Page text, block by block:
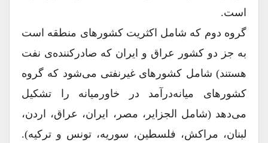
است.
گروه دوم که شامل اکثریت کشورهای منطقه است
به جز دو کشور عراق و ایران که صادرکننده‌ی نفت
هستند) شامل کشورهای غیرنفتی می‌شود که گروه
کشورهای میانه‌درآمد در خاورمیانه را تشکیل
می‌دهد (شامل الجزایر، مصر، ایران، عراق، اردن،
لبنان، مراکش، فلسطین، سوریه، تونس و ترکیه).